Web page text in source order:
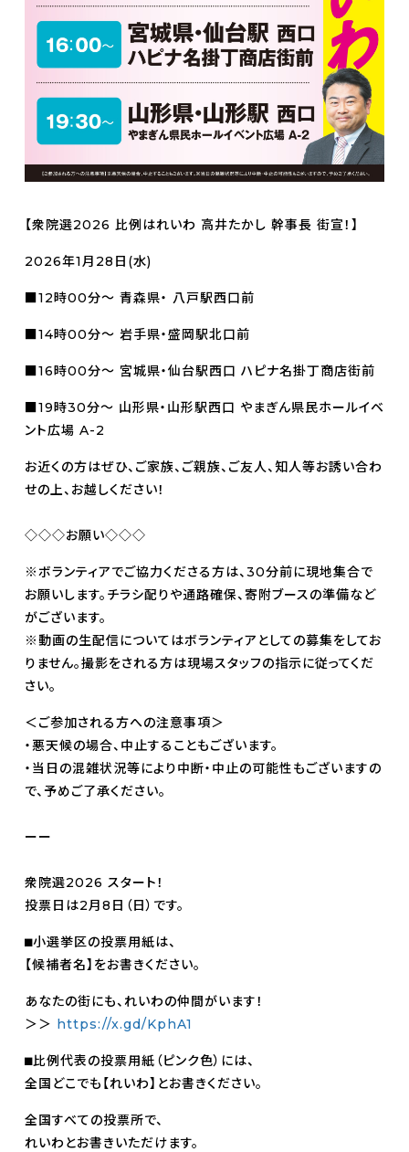
【衆院選2026 比例はれいわ 高井たかし 幹事長 街宣！】
2026年1月28日(水)
■12時00分～ 青森県・ 八戸駅西口前
■14時00分～ 岩手県・盛岡駅北口前
■16時00分～ 宮城県・仙台駅西口 ハピナ名掛丁商店街前
■19時30分～ 山形県・山形駅西口 やまぎん県民ホールイベ
ント広場 A-2
お近くの方はぜひ、ご家族、ご親族、ご友人、知人等お誘い合わ
せの上、お越しください！
◇◇◇お願い◇◇◇
※ボランティアでご協力くださる方は、30分前に現地集合で
お願いします。チラシ配りや通路確保、寄附ブースの準備など
がございます。
※動画の生配信についてはボランティアとしての募集をしてお
りません。撮影をされる方は現場スタッフの指示に従ってくだ
さい。
＜ご参加される方への注意事項＞
・悪天候の場合、中止することもございます。
・当日の混雑状況等により中断・中止の可能性もございますの
で、予めご了承ください。
ーー
衆院選2026 スタート！
投票日は2月8日（日）です。
⬛︎小選挙区の投票用紙は、
【候補者名】をお書きください。
あなたの街にも、れいわの仲間がいます！
＞＞ https://x.gd/KphA1
⬛︎比例代表の投票用紙（ピンク色）には、
全国どこでも【れいわ】とお書きください。
全国すべての投票所で、
れいわとお書きいただけます。